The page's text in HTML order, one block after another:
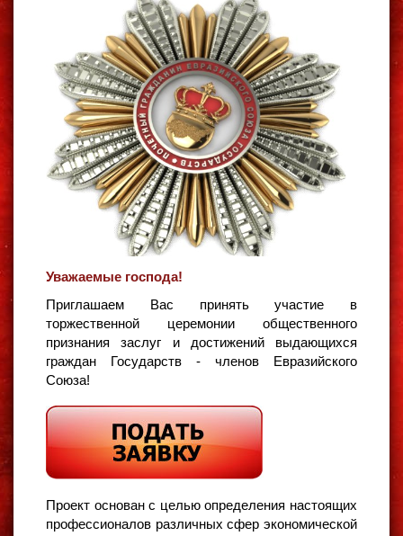
Уважаемые господа!
Приглашаем Вас принять участие в
торжественной церемонии общественного
признания заслуг и достижений выдающихся
граждан Государств - членов Евразийского
Союза!
Проект основан с целью определения настоящих
профессионалов различных сфер экономической